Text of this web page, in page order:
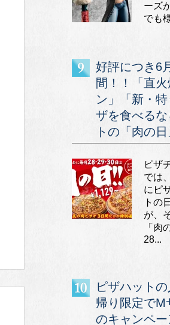
ーズ
でも
好評につき6
間！！「直
ン」「新・
ザを食べる
トの「肉の
ピザ
では
にピ
トの
が、
「肉
28...
ピザハット
帰り限定でM
のキャンペー